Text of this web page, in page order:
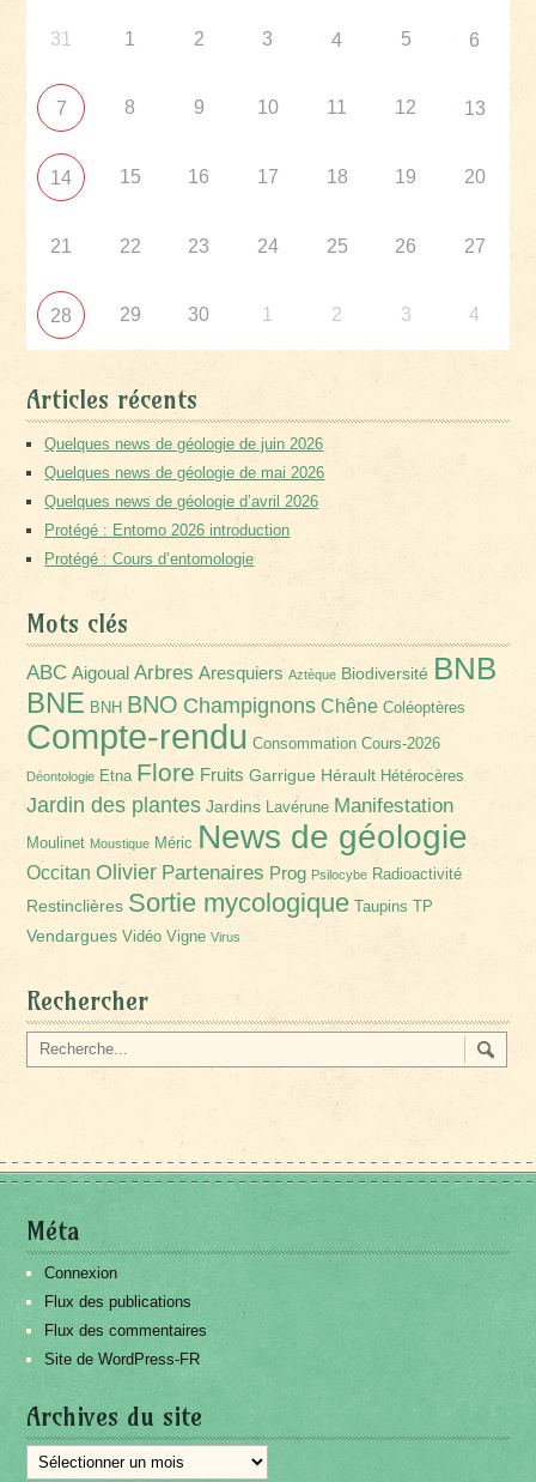
31 1 2 3 4 5 6
7 8 9 10 11 12 13
14 15 16 17 18 19 20
21 22 23 24 25 26 27
28 29 30 1 2 3 4
Articles récents
Quelques news de géologie de juin 2026
Quelques news de géologie de mai 2026
Quelques news de géologie d’avril 2026
Protégé : Entomo 2026 introduction
Protégé : Cours d’entomologie
Mots clés
ABC Aigoual Arbres Aresquiers Aztèque Biodiversité BNB
BNE BNH BNO Champignons Chêne Coléoptères
Compte-rendu Consommation Cours-2026
Déontologie Etna Flore Fruits Garrigue Hérault Hétérocères
Jardin des plantes Jardins Lavérune Manifestation
Moulinet Moustique Méric News de géologie
Occitan Olivier Partenaires Prog Psilocybe Radioactivité
Restinclières Sortie mycologique Taupins TP
Vendargues Vidéo Vigne Virus
Rechercher
Méta
Connexion
Flux des publications
Flux des commentaires
Site de WordPress-FR
Archives du site
Archives